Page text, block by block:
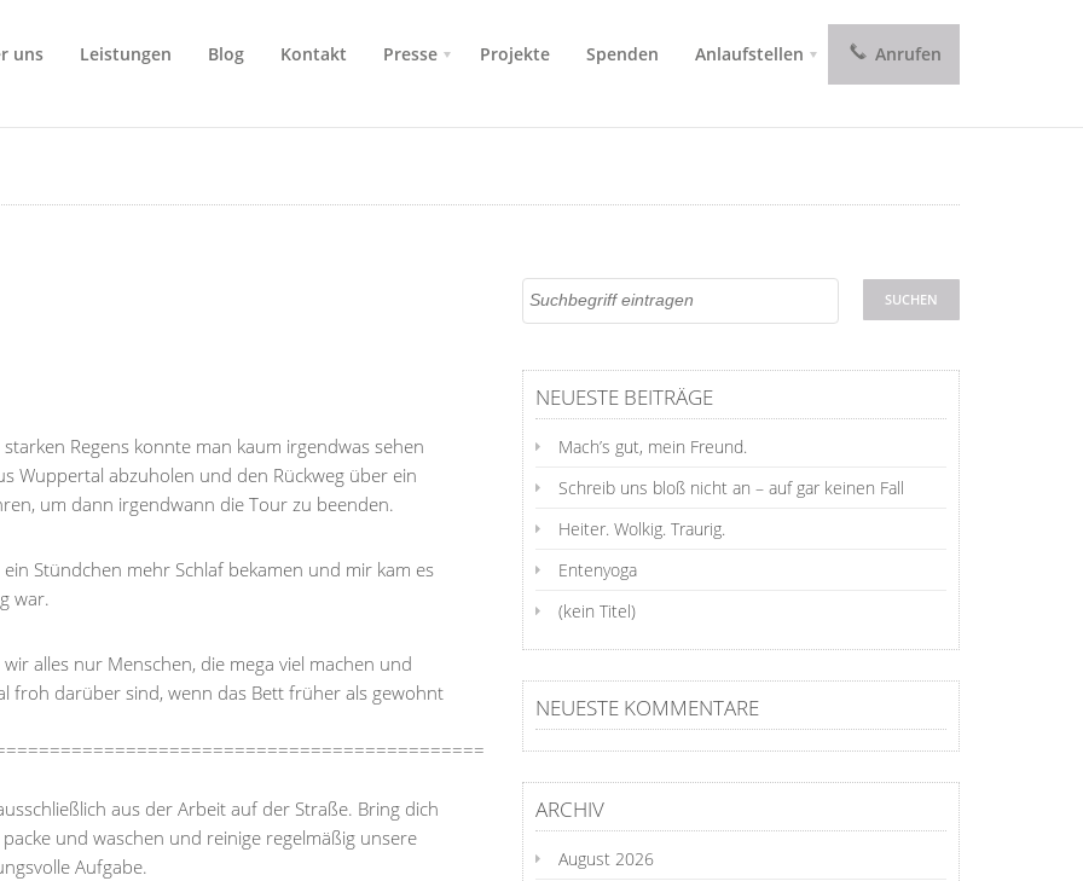
uns Leistungen Blog Kontakt Presse Projekte Spenden Anlaufstellen Anrufen
Regens konnte man kaum irgendwas sehen
Wuppertal abzuholen und den Rückweg über ein
um dann irgendwann die Tour zu beenden.
Stündchen mehr Schlaf bekamen und mir kam es
war.
alles nur Menschen, die mega viel machen und
froh darüber sind, wenn das Bett früher als gewohnt
aus der Arbeit auf der Straße. Bring dich
und waschen und reinige regelmäßig unsere
Aufgabe.
NEUESTE BEITRÄGE
Mach’s gut, mein Freund.
Schreib uns bloß nicht an – auf gar keinen Fall
Heiter. Wolkig. Traurig.
Entenyoga
(kein Titel)
NEUESTE KOMMENTARE
ARCHIV
August 2026